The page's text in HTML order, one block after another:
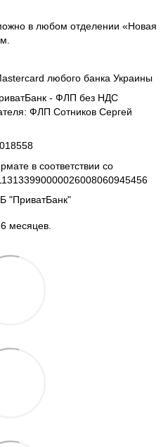
в любом отделении «Новая
любого банка Украины
- ФЛП без НДС
ФЛП Сотников Сергей
в соответствии со
"ПриватБанк"
месяцев.